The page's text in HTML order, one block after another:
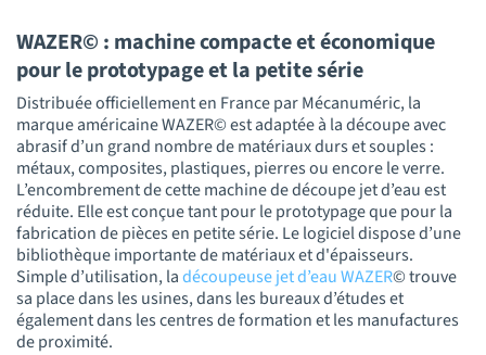
WAZER© : machine compacte et économique
pour le prototypage et la petite série
Distribuée officiellement en France par Mécanuméric, la
marque américaine WAZER© est adaptée à la découpe avec
abrasif d’un grand nombre de matériaux durs et souples :
métaux, composites, plastiques, pierres ou encore le verre.
L’encombrement de cette machine de découpe jet d’eau est
réduite. Elle est conçue tant pour le prototypage que pour la
fabrication de pièces en petite série. Le logiciel dispose d’une
bibliothèque importante de matériaux et d'épaisseurs.
Simple d’utilisation, ladécoupeuse jet d’eau WAZER©trouve
sa place dans les usines, dans les bureaux d’études et
également dans les centres de formation et les manufactures
de proximité.